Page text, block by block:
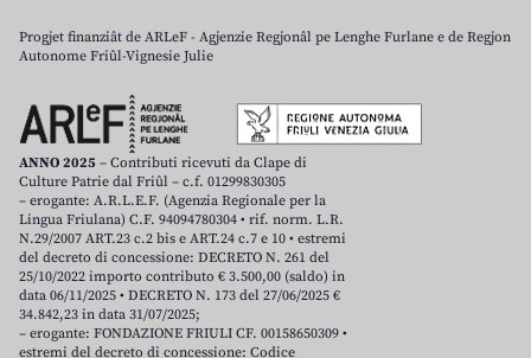
Progjet finanziât de ARLeF - Agjenzie Regjonâl pe Lenghe Furlane e de Regjon
Autonome Friûl-Vignesie Julie
ANNO 2025 – Contributi ricevuti da Clape di
Culture Patrie dal Friûl – c.f. 01299830305
– erogante: A.R.L.E.F. (Agenzia Regionale per la
Lingua Friulana) C.F. 94094780304 • rif. norm. L.R.
N.29/2007 ART.23 c.2 bis e ART.24 c.7 e 10 • estremi
del decreto di concessione: DECRETO N. 261 del
25/10/2022 importo contributo € 3.500,00 (saldo) in
data 06/11/2025 • DECRETO N. 173 del 27/06/2025 €
34.842,23 in data 31/07/2025;
– erogante: FONDAZIONE FRIULI CF. 00158650309 •
estremi del decreto di concessione: Codice